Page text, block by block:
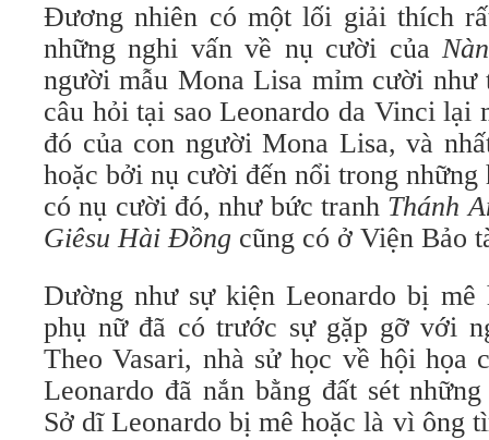
Đương nhiên có một lối giải thích
những nghi vấn về nụ cười của
người mẫu Mona Lisa mỉm cười như
câu hỏi tại sao Leonardo da Vinci lại
đó của con người Mona Lisa, và
hoặc bởi nụ cười đến nổi trong những
có nụ cười đó, như bức tranh Thánh
Giêsu Hài Đồng cũng có ở Viện Bảo
Dường như sự kiện Leonardo bị
phụ nữ đã có trước sự gặp gỡ với
Theo Vasari, nhà sử học về hội
Leonardo đã nắn bằng đất sét
Sở dĩ Leonardo bị mê hoặc là vì ông